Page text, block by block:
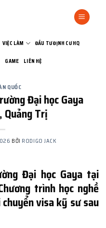
VIỆC LÀM ĐẦU TƯ ĐỊNH CƯ HQ
GAME LIÊN HỆ
QUỐC
Đại học Gaya
Quảng Trị
BỞI RODIGO JACK
Đại học Gaya tại
trình học nghề
visa kỹ sư sau